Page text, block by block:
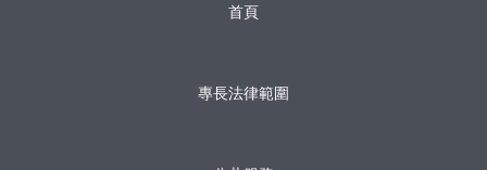
首頁
專長法律範圍